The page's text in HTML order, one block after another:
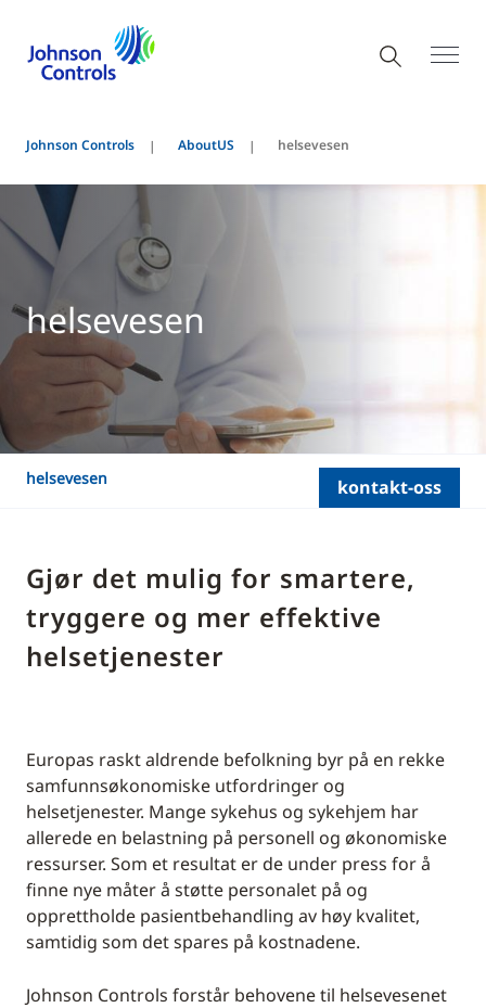
Johnson Controls AboutUS helsevesen
helsevesen
helsevesen kontakt-oss
Gjør det mulig for smartere,
tryggere og mer effektive
helsetjenester
Europas raskt aldrende befolkning byr på en rekke
samfunnsøkonomiske utfordringer og
helsetjenester. Mange sykehus og sykehjem har
allerede en belastning på personell og økonomiske
ressurser. Som et resultat er de under press for å
finne nye måter å støtte personalet på og
opprettholde pasientbehandling av høy kvalitet,
samtidig som det spares på kostnadene.
Johnson Controls forstår behovene til helsevesenet